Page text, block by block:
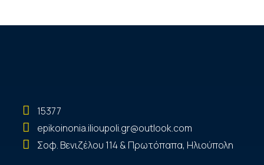
15377
epikoinonia.ilioupoli.gr@outlook.com
Σοφ. Βενιζέλου 114 & Πρωτόπαπα, Ηλιούπολη